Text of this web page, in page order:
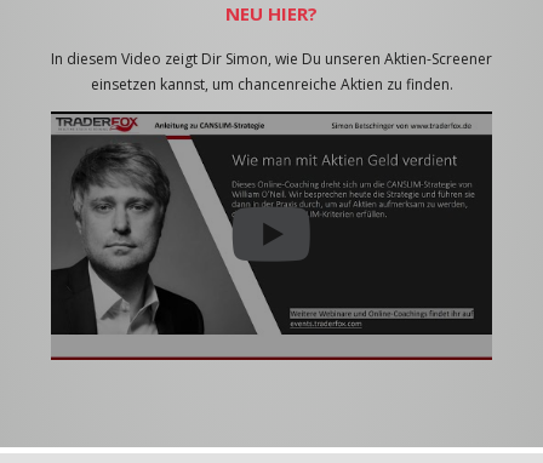
NEU HIER?
In diesem Video zeigt Dir Simon, wie Du unseren Aktien-Screener
einsetzen kannst, um chancenreiche Aktien zu finden.